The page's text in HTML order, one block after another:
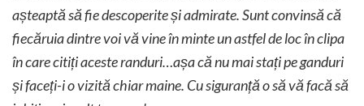
așteaptă să fie descoperite și admirate. Sunt convinsă că
fiecăruia dintre voi vă vine în minte un astfel de loc în clipa
în care citiți aceste randuri…așa că nu mai stați pe ganduri
și faceți-i o vizită chiar maine. Cu siguranță o să vă facă să